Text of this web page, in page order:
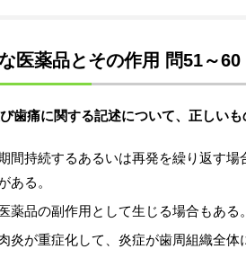
医薬品とその作用 問51～60
歯痛に関する記述について、正しいも
間持続するあるいは再発を繰り返す
ある。
薬品の副作用として生じる場合もある。
炎が重症化して、炎症が歯周組織全体